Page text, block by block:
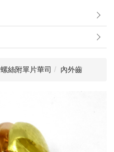
螺絲附單片華司 內外齒